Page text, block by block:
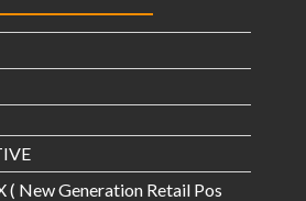
( New Generation Retail Pos